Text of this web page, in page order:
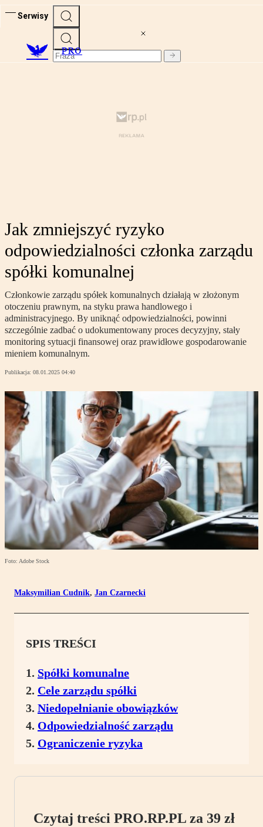
Serwisy
PRO
Jak zmniejszyć ryzyko
odpowiedzialności członka zarządu
spółki komunalnej
Członkowie zarządu spółek komunalnych działają w złożonym
otoczeniu prawnym, na styku prawa handlowego i
administracyjnego. By uniknąć odpowiedzialności, powinni
szczególnie zadbać o udokumentowany proces decyzyjny, stały
monitoring sytuacji finansowej oraz prawidłowe gospodarowanie
mieniem komunalnym.
Publikacja: 08.01.2025 04:40
Foto: Adobe Stock
Maksymilian Cudnik, Jan Czarnecki
SPIS TREŚCI
Spółki komunalne
Cele zarządu spółki
Niedopełnianie obowiązków
Odpowiedzialność zarządu
Ograniczenie ryzyka
Czytaj treści PRO.RP.PL za 39 zł